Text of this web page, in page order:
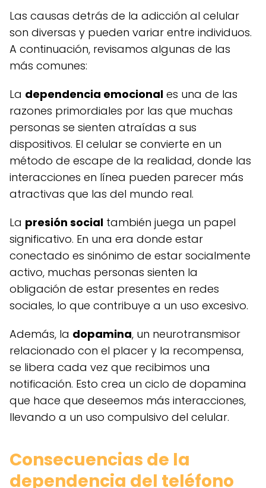
Las causas detrás de la adicción al celular
son diversas y pueden variar entre individuos.
A continuación, revisamos algunas de las
más comunes:
La dependencia emocional es una de las
razones primordiales por las que muchas
personas se sienten atraídas a sus
dispositivos. El celular se convierte en un
método de escape de la realidad, donde las
interacciones en línea pueden parecer más
atractivas que las del mundo real.
La presión social también juega un papel
significativo. En una era donde estar
conectado es sinónimo de estar socialmente
activo, muchas personas sienten la
obligación de estar presentes en redes
sociales, lo que contribuye a un uso excesivo.
Además, la dopamina, un neurotransmisor
relacionado con el placer y la recompensa,
se libera cada vez que recibimos una
notificación. Esto crea un ciclo de dopamina
que hace que deseemos más interacciones,
llevando a un uso compulsivo del celular.
Consecuencias de la
dependencia del teléfono